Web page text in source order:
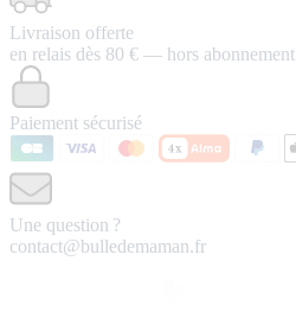
Livraison offerte
en relais dès 80 € — hors abonnement
Paiement sécurisé
Une question ?
contact@bulledemaman.fr